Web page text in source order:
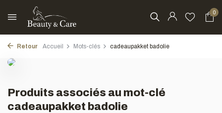
0
Retour Accueil Mots-clés cadeaupakket badolie
Produits associés au mot-clé
cadeaupakket badolie